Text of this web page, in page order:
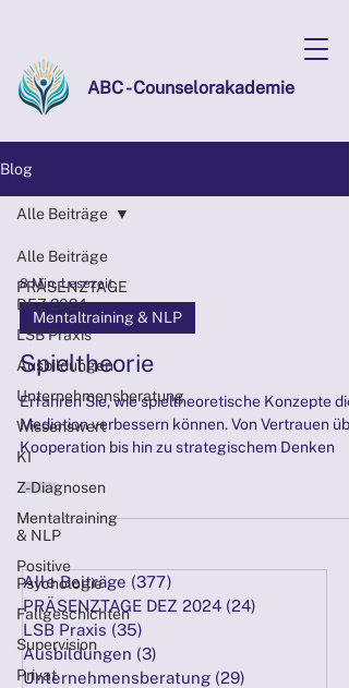
ABC - Counselorakademie
Blog
Alle Beiträge
PRÄSENZTAGE
DEZ 2024
LSB Praxis
Ausbildungen
Unternehmensberatung
Wissenswert
KI
Z-Diagnosen
Mentaltraining
& NLP
Positive
Psychologie
Fallgeschichten
Supervision
Privat
Alle Beiträge
8 Min. Lesezeit
Mentaltraining & NLP
Spieltheorie
Erfahren Sie, wie spieltheoretische Konzepte die
Mediation verbessern können. Von Vertrauen
Kooperation bis hin zu strategischem Denken
Alle Beiträge (377)
PRÄSENZTAGE DEZ 2024 (24)
LSB Praxis (35)
Ausbildungen (3)
Unternehmensberatung (29)